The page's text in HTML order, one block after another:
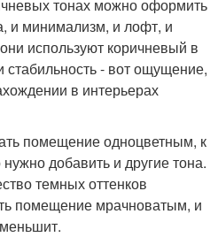
тонах можно оформить
и минимализм, и лофт, и
используют коричневый в
- вот ощущение,
в интерьерах
помещение одноцветным, к
добавить и другие тона.
темных оттенков
помещение мрачноватым, и